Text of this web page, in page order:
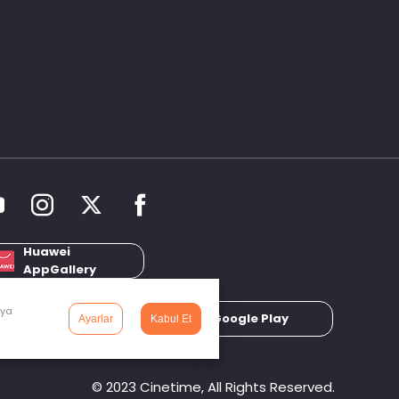
Huawei
AppGallery
App Store Google Play
© 2023 Cinetime, All Rights Reserved.
Ayarlar Kabul Et